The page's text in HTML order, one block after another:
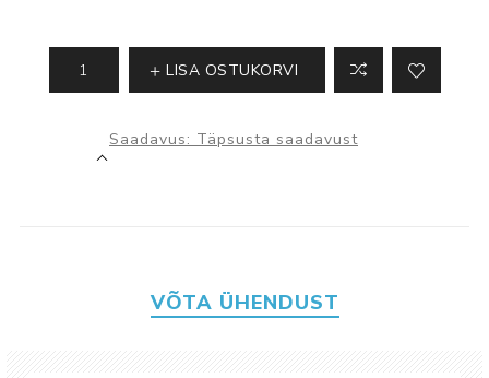
LISA OSTUKORVI
Saadavus: Täpsusta saadavust
VÕTA ÜHENDUST